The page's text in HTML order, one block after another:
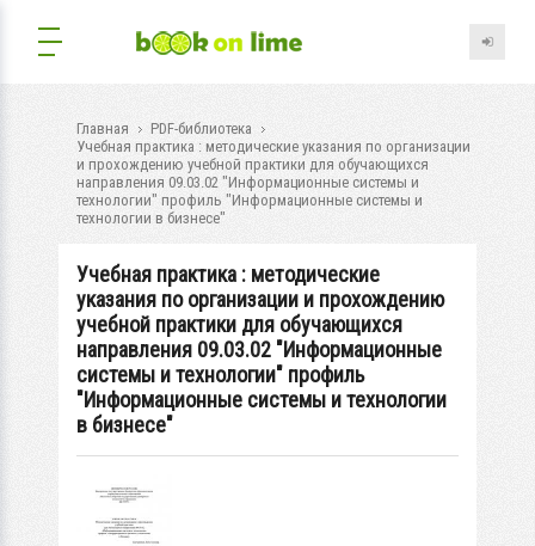
Главная
PDF-библиотека
Учебная практика : методические указания по организации
и прохождению учебной практики для обучающихся
направления 09.03.02 "Информационные системы и
технологии" профиль "Информационные системы и
технологии в бизнесе"
Учебная практика : методические
указания по организации и прохождению
учебной практики для обучающихся
направления 09.03.02 "Информационные
системы и технологии" профиль
"Информационные системы и технологии
в бизнесе"